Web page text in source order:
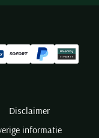
Disclaimer
informatie